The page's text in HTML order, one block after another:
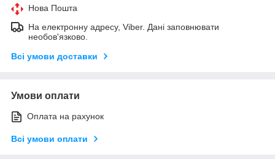
Нова Пошта
На електронну адресу, Viber. Дані заповнювати
необов'язково.
Всі умови доставки
Умови оплати
Оплата на рахунок
Всі умови оплати